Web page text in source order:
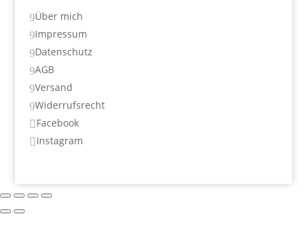
9Über mich
9Impressum
9Datenschutz
9AGB
9Versand
9Widerrufsrecht
 Facebook
 Instagram